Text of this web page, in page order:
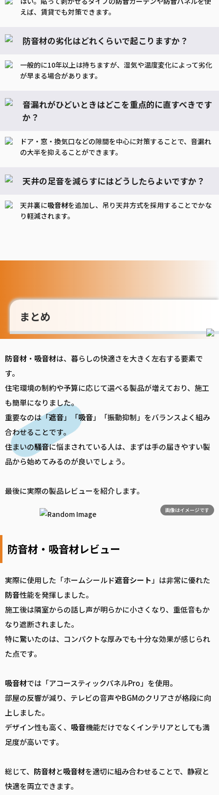
えば、賃貸でも対策できます。
防音材の劣化はどれくらいで起こりますか？
一般的に10年以上は持ちますが、湿気や温度変化によって劣化
が早まる場合があります。
音漏れがひどいときはどこを重点的に直すべきです
か？
ドア・窓・換気口などの隙間を中心に対策することで、音漏れ
の大半を抑えることができます。
天井の足音を減らすにはどうしたらよいですか？
天井裏に吸音材を追加し、吊り天井方式を採用することでかな
り軽減されます。
まとめ
防音材 ・ 吸音材は、暮らしの快適さを大きく左右する要素で
す。
住宅環境の制約や予算に応じて選べる製品が増えており、施工
も簡単になりました。
重要なのは「遮音」「吸音」「振動抑制」をバランスよく組み
合わせることです。
住まいの騒音に悩まされている人は、まずは手の届きやすい製
品から始めてみるのが良いでしょう。
最後に実際の製品レビューを紹介します。
画像はイメージです
防音材・吸音材レビュー
実際に使用した「ホームシールド遮音シート 」は非常に優れた
防音性能を発揮しました。
施工後は隣室からの話し声が明らかに小さくなり、重低音もか
なり遮断されました。
特に驚いたのは、コンパクトな厚みでも十分な効果が感じられ
た点です。
吸音材では「アコースティックパネルPro」を使用。
部屋の反響が減り、テレビの音声やBGMのクリアさが格段に向
上しました。
デザイン性も高く、 吸音機能だけでなくインテリアとしても満
足度が高いです。
総じて、 防音材と吸音材を適切に組み合わせることで、静寂と
快適を両立できます。